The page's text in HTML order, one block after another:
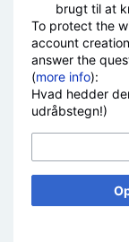
brugt til at
To protect the
account
answer the
(more info):
Hvad hedder
udråbstegn!)